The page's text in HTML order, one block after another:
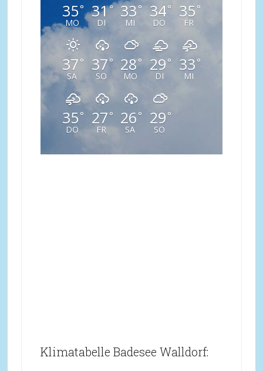
35°
MO
31°
DI
33°
MI
34°
DO
35 °
FR
37 °
SA
37°
SO
28°
MO
29 °
DI
33 °
MI
35°
DO
27 °
FR
26 °
SA
29 °
SO
Klimatabelle Badesee Walldorf: